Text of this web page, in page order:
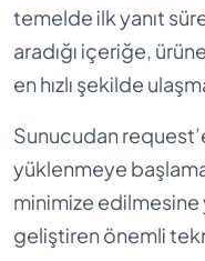
temelde ilk yanıt
aradığı içeriğe,
en hızlı şekilde
Sunucudan
yüklenmeye
minimize edilmesine
geliştiren önemli